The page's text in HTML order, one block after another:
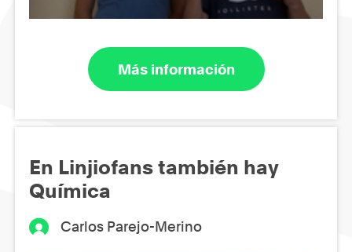
Más información
En Linjiofans también hay
Química
Carlos Parejo-Merino